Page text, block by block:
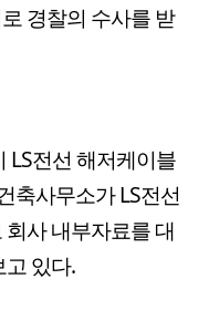
경찰의 수사를 받
LS전선 해저케이블
축사무소가 LS전선
사 내부자료를 대
있다.